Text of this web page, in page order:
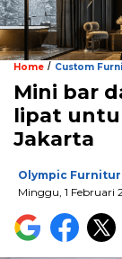
Home / Custom
Mini bar
lipat
Jakarta
Olympic
Minggu, 1 Februari